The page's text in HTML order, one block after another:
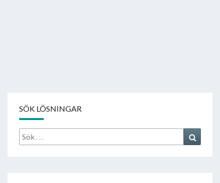
SÖK LÖSNINGAR
Sök
efter: